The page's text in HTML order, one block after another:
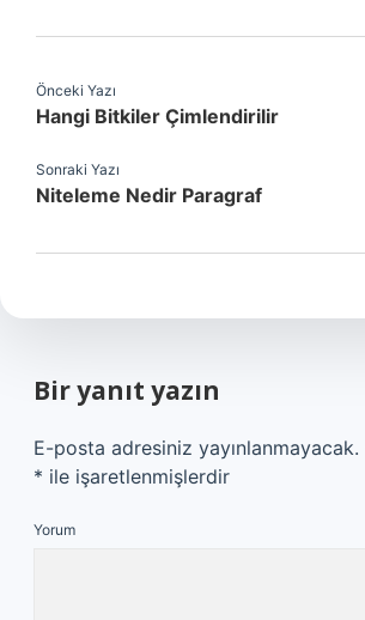
Önceki Yazı
Hangi Bitkiler Çimlendirilir
Sonraki Yazı
Niteleme Nedir Paragraf
Bir yanıt yazın
E-posta adresiniz yayınlanmayacak.
* ile işaretlenmişlerdir
Yorum